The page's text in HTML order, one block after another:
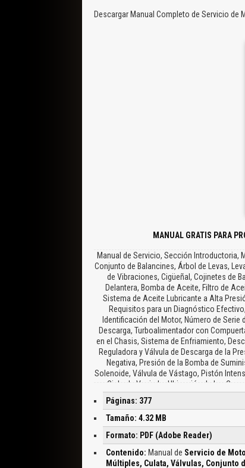
Descargar Manual Completo de Servicio de
MANUAL GRATIS PARA
Manual de Servicio, Sección Introductoria,
Conjunto de Balancines, Árbol de Levas,
de Vibraciones, Cigüeñal, Cojinetes de
Delantera, Bomba de Aceite, Filtro de
Sistema de Aceite Lubricante a Alta
Requisitos para un Diagnóstico
Identificación del Motor, Número de
Descarga, Turboalimentador con
en el Chasis, Sistema de Enfriamiento,
Reguladora y Válvula de Descarga de la
Negativa, Presión de la Bomba de
Solenoide, Válvula de Vástago, Pistón
– Ciclo de Vaciado, Ubicación de los
Montaje del Motor en un Pedestal,
Turboalimentador, Retiro del
Aceite, Retiro del Tubo de Ventilación,
sin Compuerta de Descarga, Tuberías del
Identificación de los Componentes,
por Rozamiento en las Cajas Protectoras
Válvulas de Escape, Válvulas de
Páginas: 377
Tamaño: 4.32 MB
Formato: PDF (Adobe Reader)
Contenido: Manual de Servicio de
Múltiples, Culata, Válvulas, Conjunto